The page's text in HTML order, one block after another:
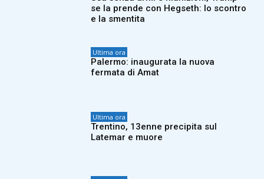
se la prende con Hegseth: lo scontro
e la smentita
Ultima ora
Palermo: inaugurata la nuova
fermata di Amat
Ultima ora
Trentino, 13enne precipita sul
Latemar e muore